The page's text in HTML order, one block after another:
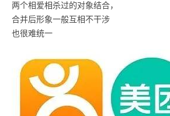
两个相爱相杀过的对象结合，
合并后形象一般互相不干涉
也很难统一